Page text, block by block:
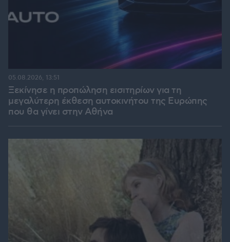
Ξεκίνησε η προπώληση εισιτηρίων για τη
μεγαλύτερη έκθεση αυτοκινήτου της Ευρώπης
που θα γίνει στην Αθήνα
05.08.2026, 13:51